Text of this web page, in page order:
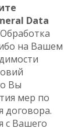
Data
Обработка
на Вашем
Вы
мер по
договора.
с Вашего